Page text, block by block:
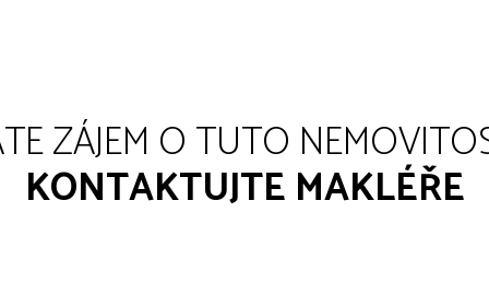
ZÁJEM O TUTO
KONTAKTUJTE MAKLÉŘE